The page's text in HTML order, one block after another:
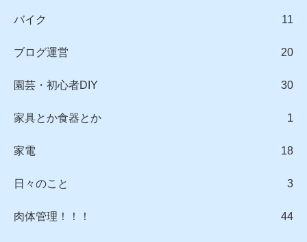
バイク 11
ブログ運営 20
園芸・初心者DIY 30
家具とか食器とか 1
家電 18
日々のこと 3
肉体管理！！！ 44